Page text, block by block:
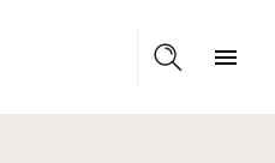
CONTENU
menu